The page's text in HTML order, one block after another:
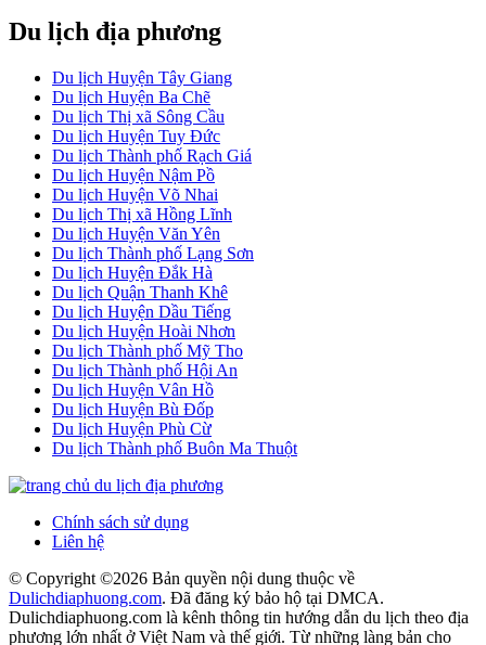
Du lịch địa phương
Du lịch Huyện Tây Giang
Du lịch Huyện Ba Chẽ
Du lịch Thị xã Sông Cầu
Du lịch Huyện Tuy Đức
Du lịch Thành phố Rạch Giá
Du lịch Huyện Nậm Pồ
Du lịch Huyện Võ Nhai
Du lịch Thị xã Hồng Lĩnh
Du lịch Huyện Văn Yên
Du lịch Thành phố Lạng Sơn
Du lịch Huyện Đắk Hà
Du lịch Quận Thanh Khê
Du lịch Huyện Dầu Tiếng
Du lịch Huyện Hoài Nhơn
Du lịch Thành phố Mỹ Tho
Du lịch Thành phố Hội An
Du lịch Huyện Vân Hồ
Du lịch Huyện Bù Đốp
Du lịch Huyện Phù Cừ
Du lịch Thành phố Buôn Ma Thuột
Chính sách sử dụng
Liên hệ
© Copyright ©2026 Bản quyền nội dung thuộc về
Dulichdiaphuong.com. Đã đăng ký bảo hộ tại DMCA.
Dulichdiaphuong.com là kênh thông tin hướng dẫn du lịch theo địa
phương lớn nhất ở Việt Nam và thế giới. Từ những làng bản cho